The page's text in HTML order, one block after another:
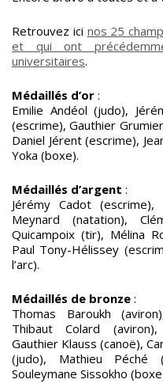
Retrouvez ici nos 25
et qui ont
universitaires.
Médaillés d’or :
Emilie Andéol (judo),
(escrime), Gauthier
Daniel Jérent (escrime),
Yoka (boxe).
Médaillés d’argent :
Jérémy Cadot
Meynard (natation),
Quicampoix (tir), Mélina
Paul Tony-Hélissey
l’arc).
Médaillés de bronze :
Thomas Baroukh
Thibaut Colard
Gauthier Klauss (canoë),
(judo), Mathieu Péché
Souleymane Sissokho